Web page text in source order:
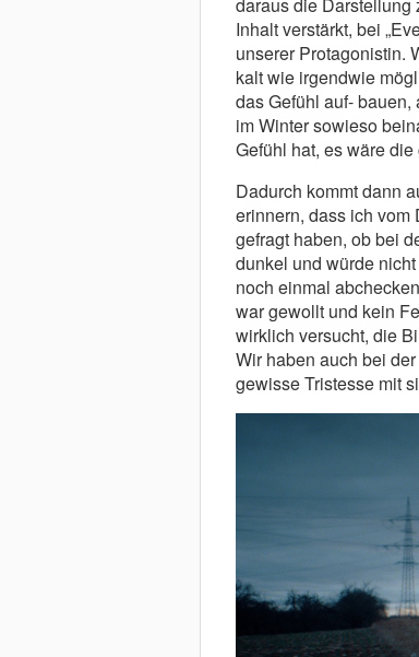
Inhalt verstärkt, bei
unserer Protagonistin.
kalt wie irgendwie
das Gefühl auf-
im Winter sowieso
Gefühl hat, es wäre
Dadurch kommt dann
erinnern, dass ich vom
gefragt haben, ob bei
dunkel und würde
noch einmal
war gewollt und kein
wirklich versucht, die
Wir haben auch bei
gewisse Tristesse mit